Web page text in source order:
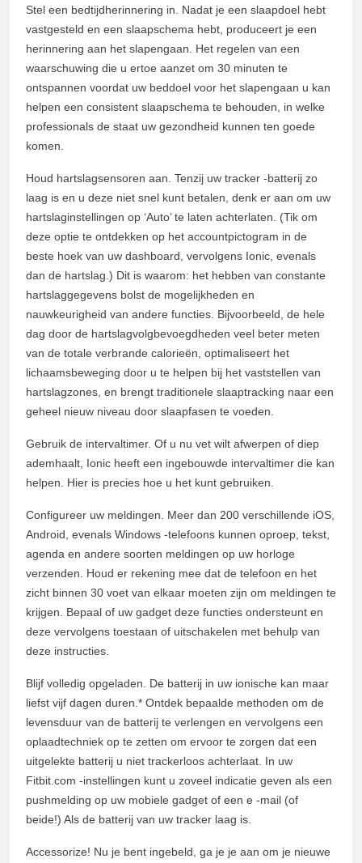
Stel een bedtijdherinnering in. Nadat je een slaapdoel hebt
vastgesteld en een slaapschema hebt, produceert je een
herinnering aan het slapengaan. Het regelen van een
waarschuwing die u ertoe aanzet om 30 minuten te
ontspannen voordat uw beddoel voor het slapengaan u kan
helpen een consistent slaapschema te behouden, in welke
professionals de staat uw gezondheid kunnen ten goede
komen.
Houd hartslagsensoren aan. Tenzij uw tracker -batterij zo
laag is en u deze niet snel kunt betalen, denk er aan om uw
hartslaginstellingen op ‘Auto’ te laten achterlaten. (Tik om
deze optie te ontdekken op het accountpictogram in de
beste hoek van uw dashboard, vervolgens Ionic, evenals
dan de hartslag.) Dit is waarom: het hebben van constante
hartslaggegevens bolst de mogelijkheden en
nauwkeurigheid van andere functies. Bijvoorbeeld, de hele
dag door de hartslagvolgbevoegdheden veel beter meten
van de totale verbrande calorieën, optimaliseert het
lichaamsbeweging door u te helpen bij het vaststellen van
hartslagzones, en brengt traditionele slaaptracking naar een
geheel nieuw niveau door slaapfasen te voeden.
Gebruik de intervaltimer. Of u nu vet wilt afwerpen of diep
ademhaalt, Ionic heeft een ingebouwde intervaltimer die kan
helpen. Hier is precies hoe u het kunt gebruiken.
Configureer uw meldingen. Meer dan 200 verschillende iOS,
Android, evenals Windows -telefoons kunnen oproep, tekst,
agenda en andere soorten meldingen op uw horloge
verzenden. Houd er rekening mee dat de telefoon en het
zicht binnen 30 voet van elkaar moeten zijn om meldingen te
krijgen. Bepaal of uw gadget deze functies ondersteunt en
deze vervolgens toestaan of uitschakelen met behulp van
deze instructies.
Blijf volledig opgeladen. De batterij in uw ionische kan maar
liefst vijf dagen duren.* Ontdek bepaalde methoden om de
levensduur van de batterij te verlengen en vervolgens een
oplaadtechniek op te zetten om ervoor te zorgen dat een
uitgelekte batterij u niet trackerloos achterlaat. In uw
Fitbit.com -instellingen kunt u zoveel indicatie geven als een
pushmelding op uw mobiele gadget of een e -mail (of
beide!) Als de batterij van uw tracker laag is.
Accessorize! Nu je bent ingebeld, ga je je aan om je nieuwe